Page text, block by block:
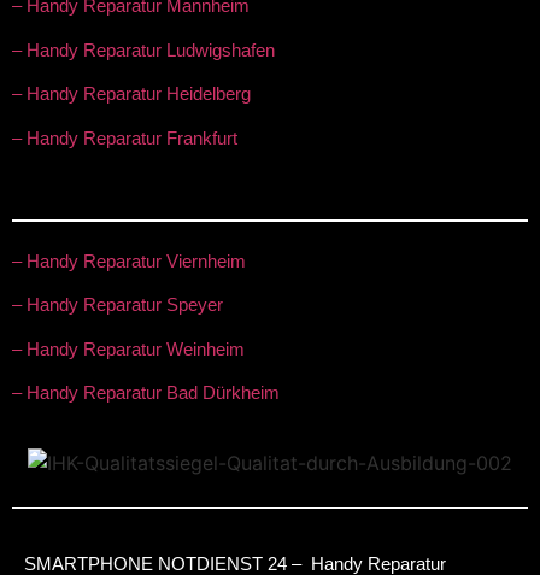
– Handy Reparatur Mannheim
– Handy Reparatur Ludwigshafen
– Handy Reparatur Heidelberg
– Handy Reparatur Frankfurt
– Handy Reparatur Viernheim
– Handy Reparatur Speyer
– Handy Reparatur Weinheim
– Handy Reparatur Bad Dürkheim
SMARTPHONE NOTDIENST 24 – Handy Reparatur